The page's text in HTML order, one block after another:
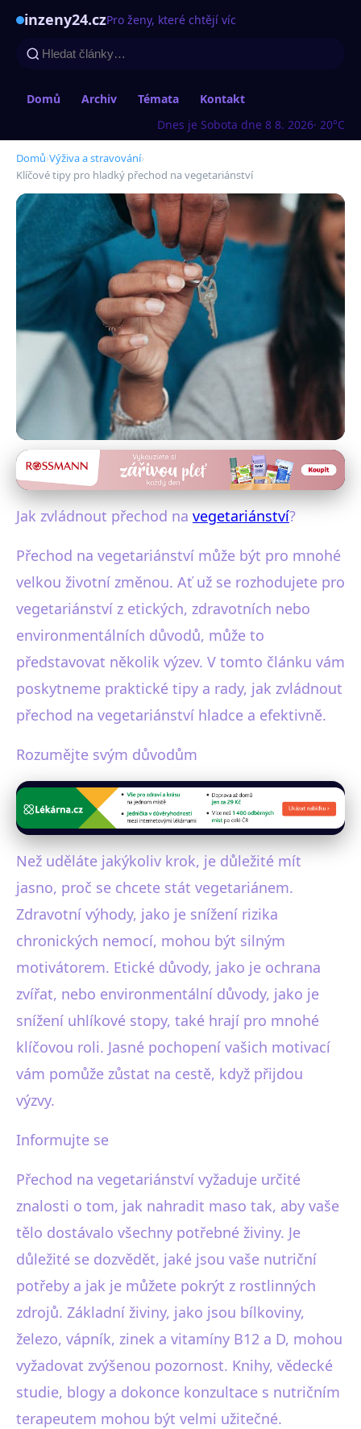
inzeny24.czPro ženy, které chtějí víc
Domů Archiv Témata
Kontakt
Dnes je Sobota dne 8 8. 2026· 20°C
Domů›Výživa a stravování›
Klíčové tipy pro hladký přechod na vegetariánství
Výživa a stravování
Klíčové tipy pro hladký přechod
· 5 min čtení · Autor: Markéta Urbanová
Jak zvládnout přechod na vegetariánství?
Přechod na vegetariánství může být pro mnohé
velkou životní změnou. Ať už se rozhodujete pro
vegetariánství z etických, zdravotních nebo
environmentálních důvodů, může to
představovat několik výzev. V tomto článku vám
poskytneme praktické tipy a rady, jak zvládnout
přechod na vegetariánství hladce a efektivně.
Rozumějte svým důvodům
Než uděláte jakýkoliv krok, je důležité mít
jasno, proč se chcete stát vegetariánem.
Zdravotní výhody, jako je snížení rizika
chronických nemocí, mohou být silným
motivátorem. Etické důvody, jako je ochrana
zvířat, nebo environmentální důvody, jako je
snížení uhlíkové stopy, také hrají pro mnohé
klíčovou roli. Jasné pochopení vašich motivací
vám pomůže zůstat na cestě, když přijdou
výzvy.
Informujte se
Přechod na vegetariánství vyžaduje určité
znalosti o tom, jak nahradit maso tak, aby vaše
tělo dostávalo všechny potřebné živiny. Je
důležité se dozvědět, jaké jsou vaše nutriční
potřeby a jak je můžete pokrýt z rostlinných
zdrojů. Základní živiny, jako jsou bílkoviny,
železo, vápník, zinek a vitamíny B12 a D, mohou
vyžadovat zvýšenou pozornost. Knihy, vědecké
studie, blogy a dokonce konzultace s nutričním
terapeutem mohou být velmi užitečné.